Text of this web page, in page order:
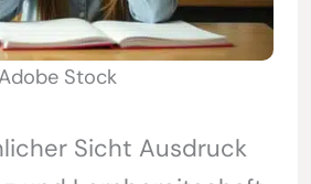
Stock
Sicht Ausdruck